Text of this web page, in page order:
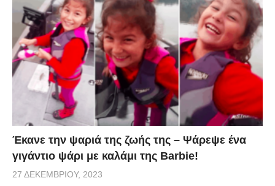
Έκανε την ψαριά της ζωής της – Ψάρεψε ένα
γιγάντιο ψάρι με καλάμι της Barbie!
27 ΔΕΚΕΜΒΡΊΟΥ, 2023